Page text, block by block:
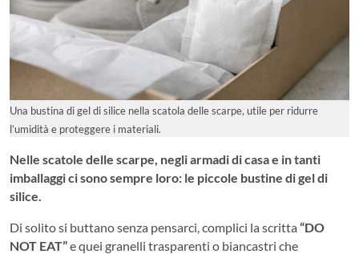
Una bustina di gel di silice nella scatola delle scarpe, utile per ridurre
l’umidità e proteggere i materiali.
Nelle scatole delle scarpe, negli armadi di casa e in tanti
imballaggi ci sono sempre loro: le piccole bustine di gel di
silice.
Di solito si buttano senza pensarci, complici la scritta “DO
NOT EAT”e quei granelli trasparenti o biancastri che